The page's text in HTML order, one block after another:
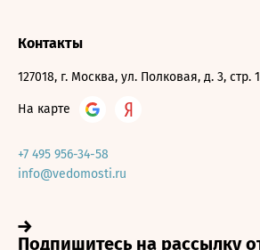
Контакты
127018, г. Москва, ул. Полковая, д. 3, стр. 1
На карте
+7 495 956-34-58
info@vedomosti.ru